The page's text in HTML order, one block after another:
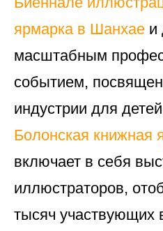
ярмарка в Шанхае и
масштабным
событием,
индустрии для
Болонская книжная
включает в себя
иллюстраторов,
тысяч участвующих